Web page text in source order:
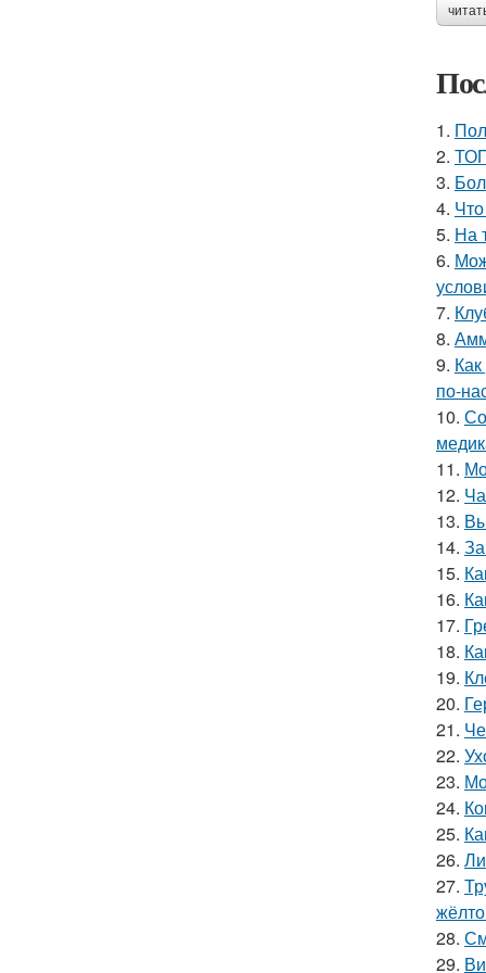
1.
2.
3.
4.
5. На
6.
7.
8.
9.
по-
10.
11.
12.
13.
14.
15.
16.
17.
18.
19.
20.
21.
22.
23.
24.
25.
26.
27.
28.
29.